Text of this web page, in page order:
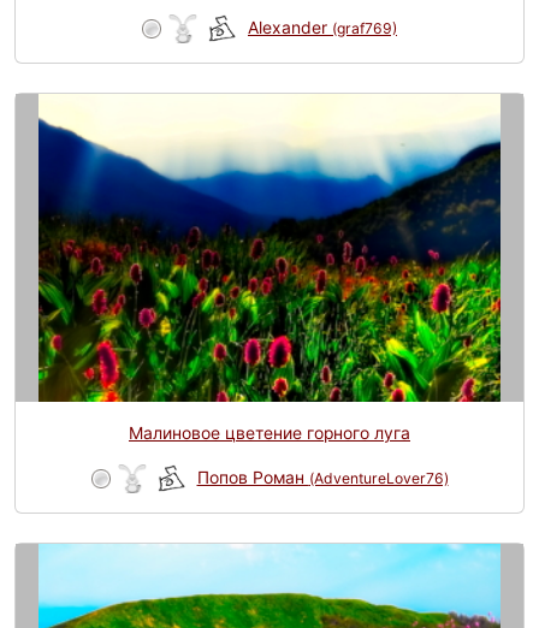
Alexander (graf769)
Малиновое цветение горного луга
Попов Роман (AdventureLover76)